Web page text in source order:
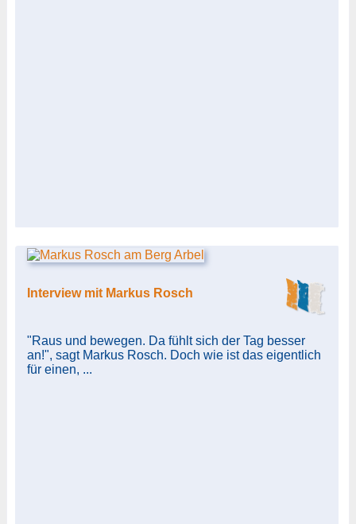
Interview mit Markus Rosch
"Raus und bewegen. Da fühlt sich der Tag besser
an!", sagt Markus Rosch. Doch wie ist das eigentlich
für einen, ...